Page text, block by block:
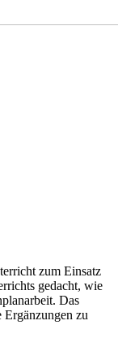
zum Einsatz
gedacht, wie
Das
zu